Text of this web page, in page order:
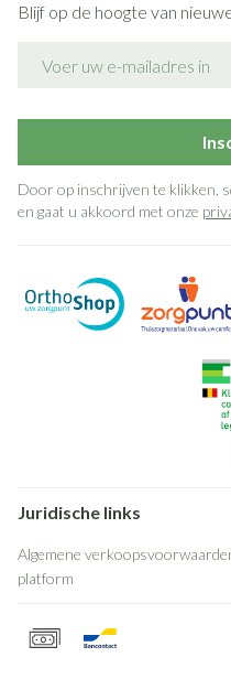
Blijf op de hoogte van
Door op inschrijven te klikken,
en gaat u akkoord met onze
Juridische links
Algemene
platform